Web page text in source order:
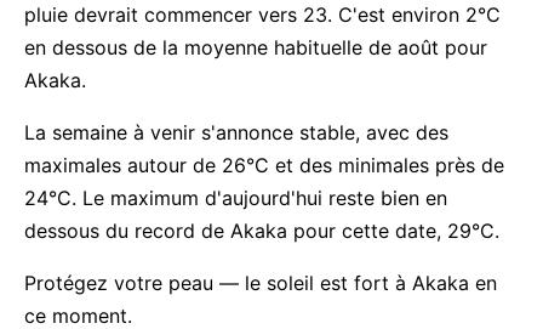
pluie devrait commencer vers 23. C'est environ 2°C
en dessous de la moyenne habituelle de août pour
Akaka.
La semaine à venir s'annonce stable, avec des
maximales autour de 26°C et des minimales près de
24°C. Le maximum d'aujourd'hui reste bien en
dessous du record de Akaka pour cette date, 29°C.
Protégez votre peau — le soleil est fort à Akaka en
ce moment.